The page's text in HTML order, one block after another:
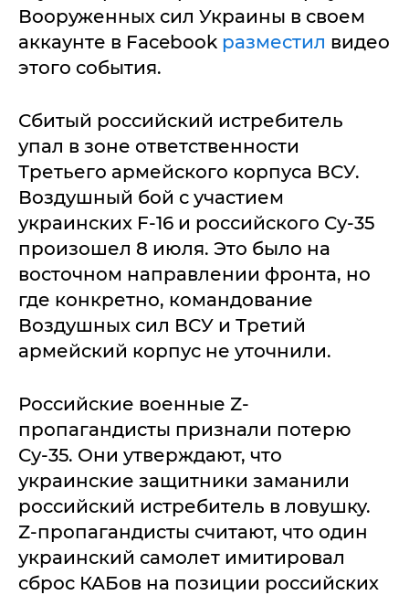
Вооруженных сил Украины в своем
аккаунте в Facebook разместил видео
этого события.
Сбитый российский истребитель
упал в зоне ответственности
Третьего армейского корпуса ВСУ.
Воздушный бой с участием
украинских F-16 и российского Су-35
произошел 8 июля. Это было на
восточном направлении фронта, но
где конкретно, командование
Воздушных сил ВСУ и Третий
армейский корпус не уточнили.
Российские военные Z-
пропагандисты признали потерю
Су-35. Они утверждают, что
украинские защитники заманили
российский истребитель в ловушку.
Z-пропагандисты считают, что один
украинский самолет имитировал
сброс КАБов на позиции российских